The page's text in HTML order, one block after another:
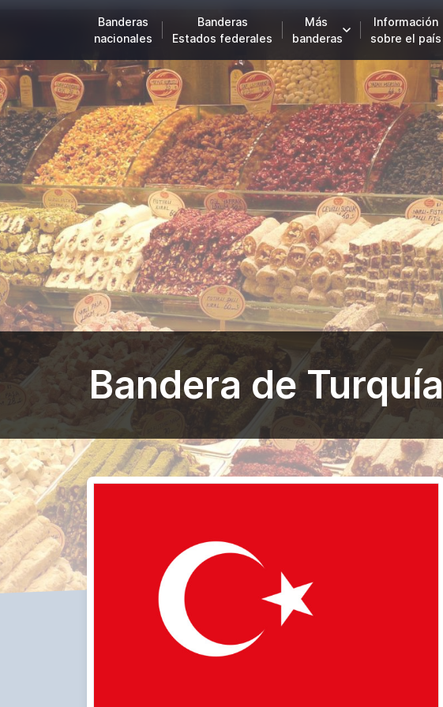
Banderas
nacionales
Banderas
Estados federales
Más
banderas
Información
sobre el país
Bandera de Turquía